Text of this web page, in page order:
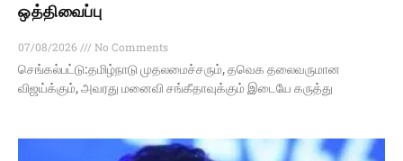
ஒத்திவைப்பு
07/08/2026
No Comments
செங்கல்பட்டு:தமிழ்நாடு முதலமைச்சரும், தவெக தலைவருமான
விஜய்க்கும், அவரது மனைவி சங்கீதாவுக்கும் இடையே கருத்து